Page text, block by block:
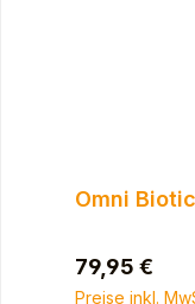
Omni
Regulärer
79,95 €
Preise inkl.